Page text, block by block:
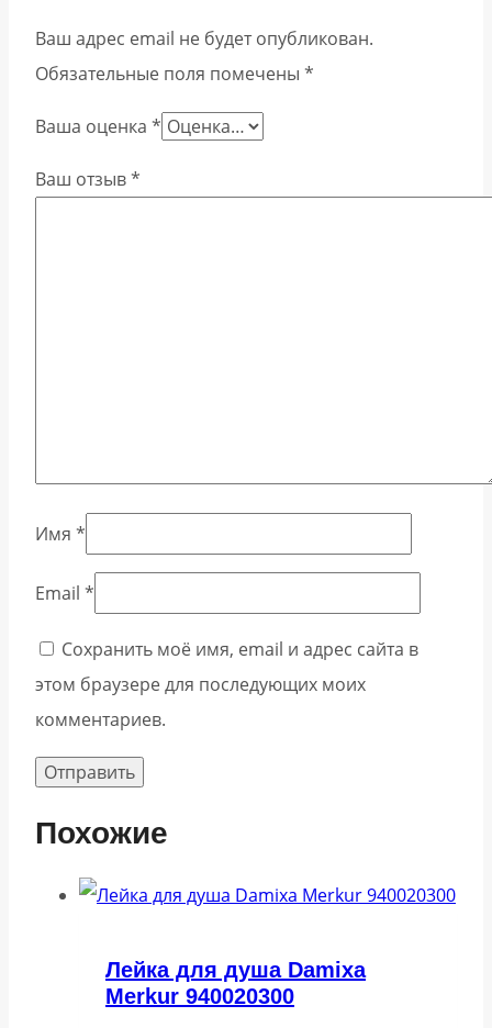
Ваш адрес email не будет опубликован.
Обязательные поля помечены *
Ваша оценка *
Ваш отзыв*
Имя *
Email *
Сохранить моё имя, email и адрес сайта в
этом браузере для последующих моих
комментариев.
Похожие
Лейка для душа Damixa
Merkur 940020300